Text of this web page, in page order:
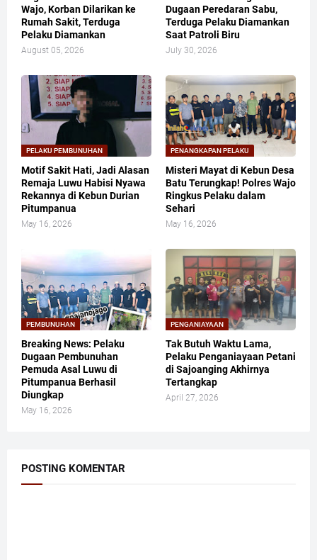
Wajo, Korban Dilarikan ke
Rumah Sakit, Terduga
Pelaku Diamankan
August 05, 2026
Dugaan Peredaran Sabu,
Terduga Pelaku Diamankan
Saat Patroli Biru
July 30, 2026
PELAKU PEMBUNUHAN
Motif Sakit Hati, Jadi Alasan
Remaja Luwu Habisi Nyawa
Rekannya di Kebun Durian
Pitumpanua
May 16, 2026
PENANGKAPAN PELAKU
Misteri Mayat di Kebun Desa
Batu Terungkap! Polres Wajo
Ringkus Pelaku dalam
Sehari
May 16, 2026
PEMBUNUHAN
Breaking News: Pelaku
Dugaan Pembunuhan
Pemuda Asal Luwu di
Pitumpanua Berhasil
Diungkap
May 16, 2026
PENGANIAYAAN
Tak Butuh Waktu Lama,
Pelaku Penganiayaan Petani
di Sajoanging Akhirnya
Tertangkap
April 27, 2026
POSTING KOMENTAR